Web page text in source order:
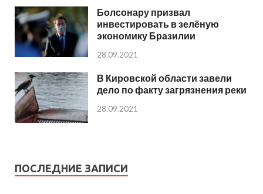
Болсонару призвал
инвестировать в зелёную
экономику Бразилии
28.09.2021
В Кировской области завели
дело по факту загрязнения реки
28.09.2021
ПОСЛЕДНИЕ ЗАПИСИ